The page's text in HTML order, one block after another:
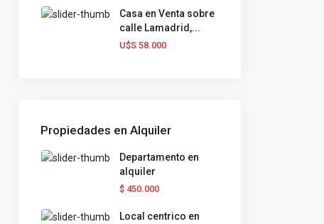
Casa en Venta sobre
calle Lamadrid,...
U$S 58.000
Propiedades en Alquiler
Departamento en
alquiler
$ 450.000
Local centrico en